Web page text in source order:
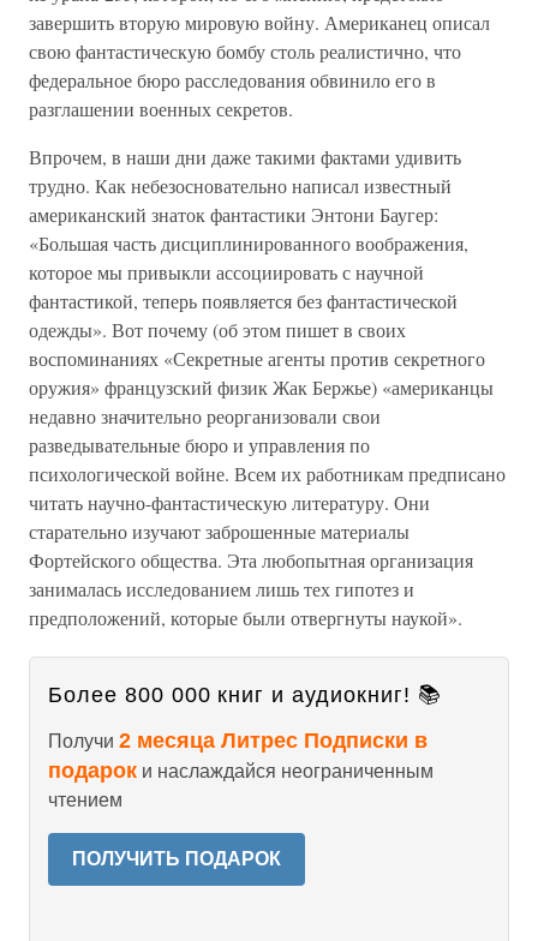
завершить вторую мировую войну. Американец описал
свою фантастическую бомбу столь реалистично, что
федеральное бюро расследования обвинило его в
разглашении военных секретов.
Впрочем, в наши дни даже такими фактами удивить
трудно. Как небезосновательно написал известный
американский знаток фантастики Энтони Баугер:
«Большая часть дисциплинированного воображения,
которое мы привыкли ассоциировать с научной
фантастикой, теперь появляется без фантастической
одежды». Вот почему (об этом пишет в своих
воспоминаниях «Секретные агенты против секретного
оружия» французский физик Жак Бержье) «американцы
недавно значительно реорганизовали свои
разведывательные бюро и управления по
психологической войне. Всем их работникам предписано
читать научно-фантастическую литературу. Они
старательно изучают заброшенные материалы
Фортейского общества. Эта любопытная организация
занималась исследованием лишь тех гипотез и
предположений, которые были отвергнуты наукой».
Более 800 000 книг и аудиокниг! 📚
Получи 2 месяца Литрес Подписки в
подарок и наслаждайся неограниченным
чтением
ПОЛУЧИТЬ ПОДАРОК